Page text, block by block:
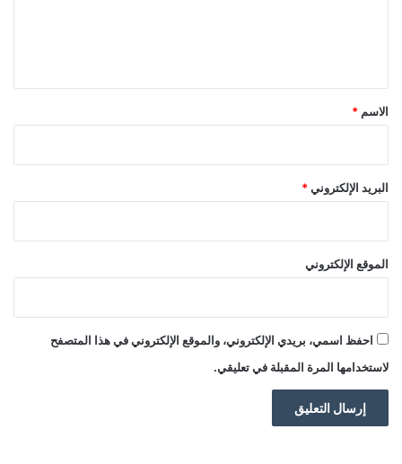
*
الاسم *
البريد الإلكتروني *
الموقع الإلكتروني
احفظ اسمي، بريدي الإلكتروني، والموقع الإلكتروني في هذا المتصفح
لاستخدامها المرة المقبلة في تعليقي.